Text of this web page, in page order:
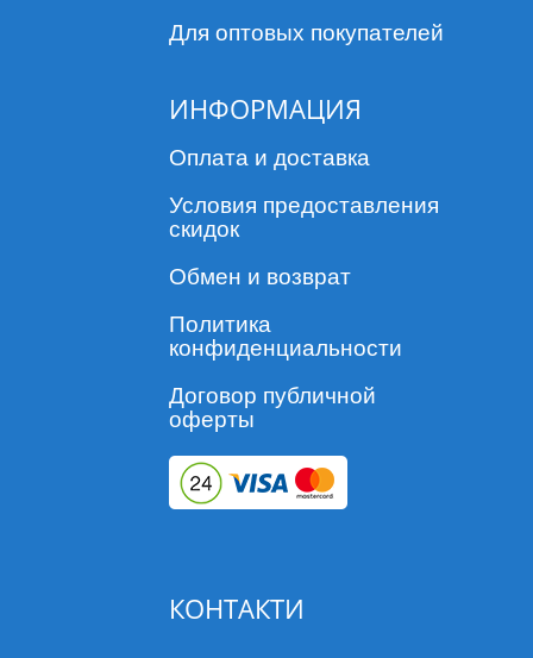
Для оптовых покупателей
ИНФОРМАЦИЯ
Оплата и доставка
Условия предоставления
скидок
Обмен и возврат
Политика
конфиденциальности
Договор публичной
оферты
КОНТАКТИ